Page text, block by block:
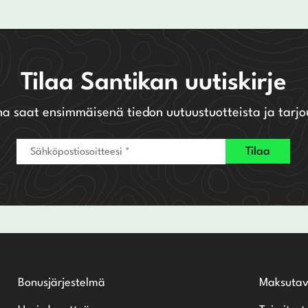
Tilaa Santikan uutiskirje
saat ensimmäisenä tiedon uutuustuotteista ja
Bonusjärjestelmä